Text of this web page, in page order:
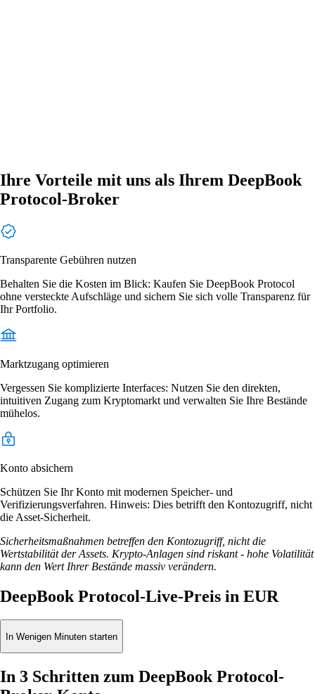
Ihre Vorteile mit uns als Ihrem DeepBook
Protocol-Broker
Transparente Gebühren nutzen
Behalten Sie die Kosten im Blick: Kaufen Sie DeepBook Protocol
ohne versteckte Aufschläge und sichern Sie sich volle Transparenz für
Ihr Portfolio.
Marktzugang optimieren
Vergessen Sie komplizierte Interfaces: Nutzen Sie den direkten,
intuitiven Zugang zum Kryptomarkt und verwalten Sie Ihre Bestände
mühelos.
Konto absichern
Schützen Sie Ihr Konto mit modernen Speicher- und
Verifizierungsverfahren. Hinweis: Dies betrifft den Kontozugriff, nicht
die Asset-Sicherheit.
Sicherheitsmaßnahmen betreffen den Kontozugriff, nicht die
Wertstabilität der Assets. Krypto-Anlagen sind riskant - hohe Volatilität
kann den Wert Ihrer Bestände massiv verändern.
DeepBook Protocol-Live-Preis in EUR
In Wenigen Minuten starten
In 3 Schritten zum DeepBook Protocol-